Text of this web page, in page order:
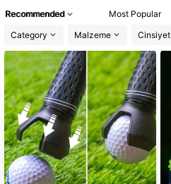
Recommended Most Popular
Category
Malzeme Cinsiyet